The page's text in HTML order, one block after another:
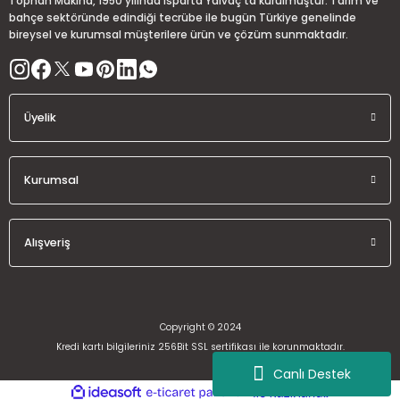
Canlı Destek
Bu ürüne benzer farklı alternatifler olmalı.
bahçe sektöründe edindiği tecrübe ile bugün Türkiye genelinde
bireysel ve kurumsal müşterilere ürün ve çözüm sunmaktadır.
Üyelik
Kurumsal
Alışveriş
Copyright © 2024
Kredi kartı bilgileriniz 256Bit SSL sertifikası ile korunmaktadır.
ideasoft